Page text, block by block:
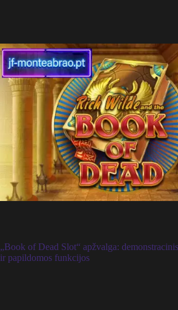
„Book of Dead Slot“ apžvalga:
ir papildomos funkcijos